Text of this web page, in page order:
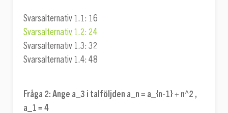
Svarsalternativ 1.1: 16
Svarsalternativ 1.2: 24
Svarsalternativ 1.3: 32
Svarsalternativ 1.4: 48
Fråga 2: Ange a_3 i talföljden a_n = a_{n-1} + n^2 ,
a_1 = 4